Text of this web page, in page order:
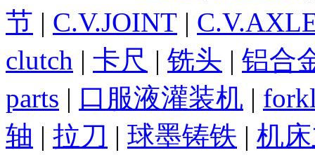
节 | C.V.JOINT |
clutch | 卡尺 | 铣头 | 铝合
parts | 口服液灌装机 |
轴 | 拉刀 | 球墨铸铁 | 机